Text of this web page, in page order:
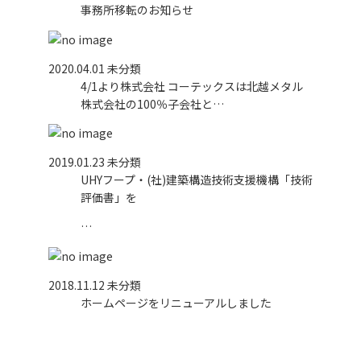
事務所移転のお知らせ
2020.04.01 未分類
4/1より株式会社 コーテックスは北越メタル
株式会社の100％子会社と…
2019.01.23 未分類
UHYフープ・(社)建築構造技術支援機構「技術
評価書」を
…
2018.11.12 未分類
ホームページをリニューアルしました